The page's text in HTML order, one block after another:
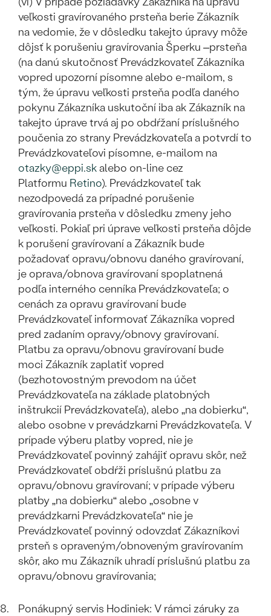
veľkosti gravírovaného prsteňa berie Zákazník
na vedomie, že v dôsledku takejto úpravy môže
dôjsť k porušeniu gravírovania Šperku –prsteňa
(na danú skutočnosť Prevádzkovateľ Zákazníka
vopred upozorní písomne alebo e-mailom, s
tým, že úpravu veľkosti prsteňa podľa daného
pokynu Zákazníka uskutoční iba ak Zákazník na
takejto úprave trvá aj po obdŕžaní príslušného
poučenia zo strany Prevádzkovateľa a potvrdí to
Prevádzkovateľovi písomne, e-mailom na
otazky@eppi.skalebo on-line cez
Platformu Retino). Prevádzkovateľ tak
nezodpovedá za prípadné porušenie
gravírovania prsteňa v dôsledku zmeny jeho
veľkosti. Pokiaľ pri úprave veľkosti prsteňa dôjde
k porušení gravírovaní a Zákazník bude
požadovať opravu/obnovu daného gravírovaní,
je oprava/obnova gravírovaní spoplatnená
podľa interného cenníka Prevádzkovateľa; o
cenách za opravu gravírovaní bude
Prevádzkovateľ informovať Zákazníka vopred
pred zadaním opravy/obnovy gravírovaní.
Platbu za opravu/obnovu gravírovaní bude
moci Zákazník zaplatiť vopred
(bezhotovostným prevodom na účet
Prevádzkovateľa na základe platobných
inštrukcií Prevádzkovateľa), alebo „na dobierku“,
alebo osobne v prevádzkarni Prevádzkovateľa. V
prípade výberu platby vopred, nie je
Prevádzkovateľ povinný zahájiť opravu skôr, než
Prevádzkovateľ obdŕži príslušnú platbu za
opravu/obnovu gravírovaní; v prípade výberu
platby „na dobierku“ alebo „osobne v
prevádzkarni Prevádzkovateľa“ nie je
Prevádzkovateľ povinný odovzdať Zákazníkovi
prsteň s opraveným/obnoveným gravírovaním
skôr, ako mu Zákazník uhradí príslušnú platbu za
opravu/obnovu gravírovania;
Ponákupný servis Hodiniek: V rámci záruky za